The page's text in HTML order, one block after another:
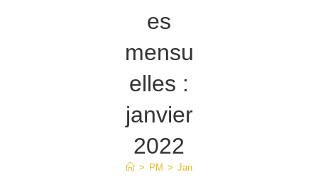
es
mensu
elles :
janvier
2022
> PM > Jan